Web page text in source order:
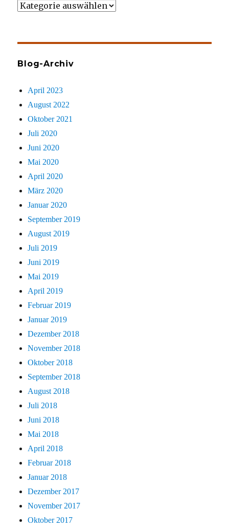
Wer
Blog-Archiv
April 2023
August 2022
Oktober 2021
Juli 2020
Juni 2020
Mai 2020
April 2020
März 2020
Januar 2020
September 2019
August 2019
Juli 2019
Juni 2019
Mai 2019
April 2019
Februar 2019
Januar 2019
Dezember 2018
November 2018
Oktober 2018
September 2018
August 2018
Juli 2018
Juni 2018
Mai 2018
April 2018
Februar 2018
Januar 2018
Dezember 2017
November 2017
Oktober 2017